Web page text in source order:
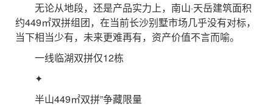
无论从地段，还是产品实力上，南山·天岳建筑面积
约449㎡双拼组团，在当前长沙别墅市场几乎没有对标，
当下相当少有，未来更难再有，资产价值不言而喻。
一线临湖双拼仅12栋
✦
半山449㎡双拼”争藏限量